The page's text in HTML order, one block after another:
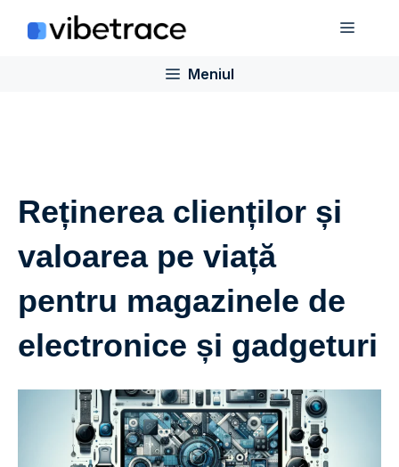
Meniul
Reținerea clienților și
valoarea pe viață
pentru magazinele de
electronice și gadgeturi